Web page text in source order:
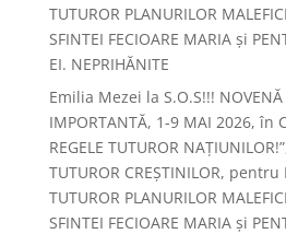
TUTUROR PLANURILOR
SFINTEI FECIOARE MARIA și
EI. NEPRIHĂNITE
Emilia Mezei la S.O.S!!! NOVENĂ
IMPORTANTĂ, 1-9 MAI 2026, în
REGELE TUTUROR
TUTUROR CREȘTINILOR, pentru
TUTUROR PLANURILOR
SFINTEI FECIOARE MARIA și